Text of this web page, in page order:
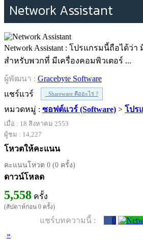
Network Assistant
Network Assistant : โปรแกรมนี้ถือได้ว่
สำหรับพวกที่ มีเครื่องคอมพิวเตอร์ ...
ผู้พัฒนา : Gracebyte Software
แชร์แวร์
Shareware คืออะไร ?
หมวดหมู่ : ซอฟต์แวร์ (Software) > โปร
เมื่อ : 18 สิงหาคม 2553
ผู้ชม : 14,227
โหวตให้คะแนน
คะแนนโหวต 0 (0 ครั้ง)
ดาวน์โหลด
5,558 ครั้ง
(สัปดาห์ก่อน 0 ครั้ง)
แชร์บทความนี้ :
0
»